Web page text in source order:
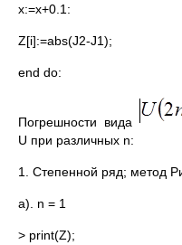
x:=x+0.1:
Z[i]:=abs(J2-J1);
end do:
Погрешности вида
U при различных n:
1. Степенной ряд; метод
а). n = 1
> print(Z);